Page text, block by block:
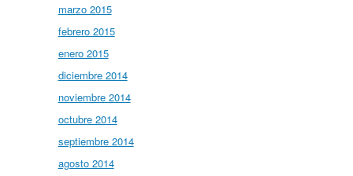
marzo 2015
febrero 2015
enero 2015
diciembre 2014
noviembre 2014
octubre 2014
septiembre 2014
agosto 2014